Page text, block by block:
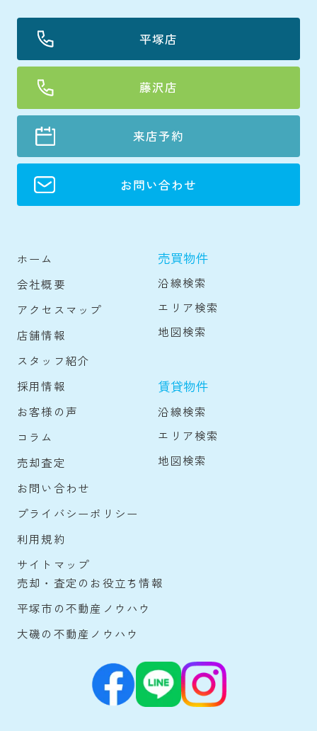
平塚店
藤沢店
来店予約
お問い合わせ
ホーム
会社概要
アクセスマップ
店舗情報
スタッフ紹介
採用情報
お客様の声
コラム
売却査定
お問い合わせ
プライバシーポリシー
利用規約
サイトマップ
売買物件
沿線検索
エリア検索
地図検索
賃貸物件
沿線検索
エリア検索
地図検索
売却・査定のお役立ち情報
平塚市の不動産ノウハウ
大磯の不動産ノウハウ